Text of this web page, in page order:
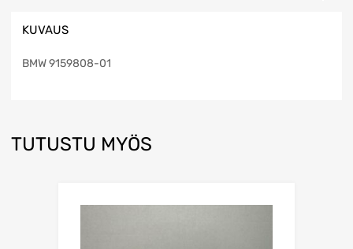
KUVAUS
BMW 9159808-01
TUTUSTU MYÖS